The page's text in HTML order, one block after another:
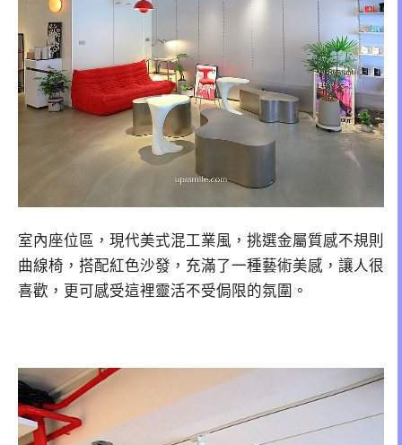
室內座位區，現代美式混工業風，挑選金屬質感不規則
曲線椅，搭配紅色沙發，充滿了一種藝術美感，讓人很
喜歡，更可感受這裡靈活不受侷限的氛圍。